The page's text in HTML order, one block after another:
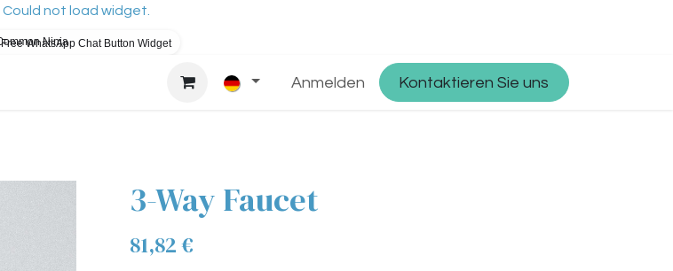
Could not load widget.
Free WhatsApp Chat Button Widget
Blog Shop Partner with Osmosys Jobs
Anmelden Kontaktieren Sie uns
3-Way Faucet
81,82€